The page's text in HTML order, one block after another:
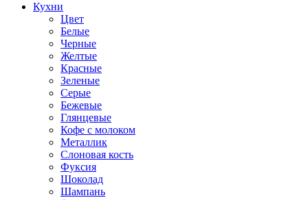
Кухни
Цвет
Белые
Черные
Желтые
Красные
Зеленые
Серые
Бежевые
Глянцевые
Кофе с молоком
Металлик
Слоновая кость
Фуксия
Шоколад
Шампань